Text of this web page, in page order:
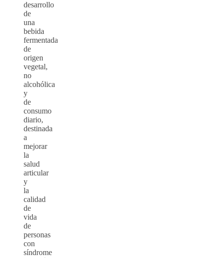
desarrollo
de
una
bebida
fermentada
de
origen
vegetal,
no
alcohólica
y
de
consumo
diario,
destinada
a
mejorar
la
salud
articular
y
la
calidad
de
vida
de
personas
con
síndrome